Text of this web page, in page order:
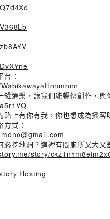
：
罐通樂，讓我們能暢快創作，與
路上有你有我，你也想成為播
方式：
必挖地洞？這裡有間廁所又大又
story/
Hosting